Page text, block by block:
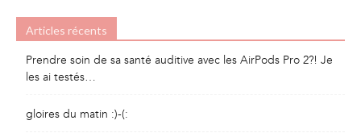
Articles récents
Prendre soin de sa santé auditive avec les AirPods Pro 2?! Je
les ai testés…
gloires du matin :)-(: